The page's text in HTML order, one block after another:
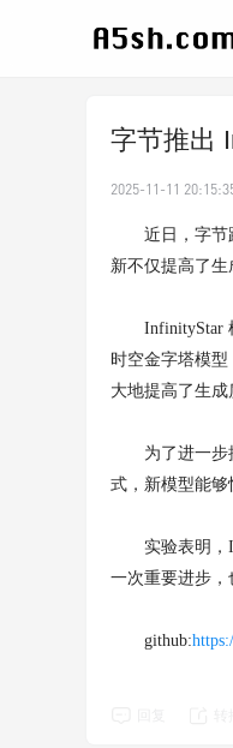
字节推出
2025-11-11
近日，字节跳
新不仅提高了
InfinityStar 框
时空金字塔模
大地提高了生成
为了进一步提
式，新模型能够
实验表明，
一次重要进步，
github: